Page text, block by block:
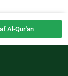
Al-Qur'an